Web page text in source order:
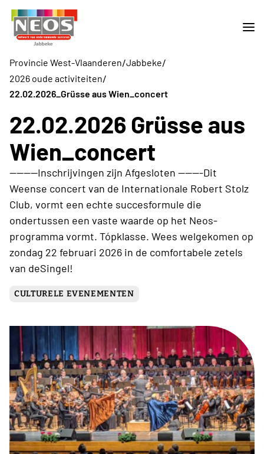
Provincie West-Vlaanderen/Jabbeke/
2026 oude activiteiten/
22.02.2026_Grüsse aus Wien_concert
22.02.2026 Grüsse aus
Wien_concert
--------Inschrijvingen zijn Afgesloten -------Dit
Weense concert van de Internationale Robert Stolz
Club, vormt een echte succesformule die
ondertussen een vaste waarde op het Neos-
programma vormt. Tópklasse. Wees welgekomen op
zondag 22 februari 2026 in de comfortabele zetels
van deSingel!
CULTURELE EVENEMENTEN